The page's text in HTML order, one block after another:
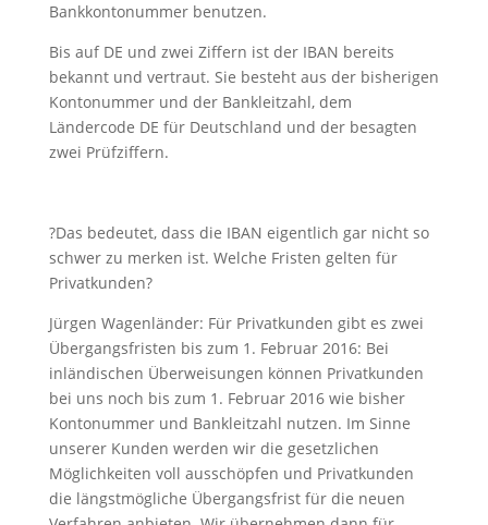
Bankkontonummer benutzen.
Bis auf DE und zwei Ziffern ist der IBAN bereits
bekannt und vertraut. Sie besteht aus der bisherigen
Kontonummer und der Bankleitzahl, dem
Ländercode DE für Deutschland und der besagten
zwei Prüfziffern.
?Das bedeutet, dass die IBAN eigentlich gar nicht so
schwer zu merken ist. Welche Fristen gelten für
Privatkunden?
Jürgen Wagenländer: Für Privatkunden gibt es zwei
Übergangsfristen bis zum 1. Februar 2016: Bei
inländischen Überweisungen können Privatkunden
bei uns noch bis zum 1. Februar 2016 wie bisher
Kontonummer und Bankleitzahl nutzen. Im Sinne
unserer Kunden werden wir die gesetzlichen
Möglichkeiten voll ausschöpfen und Privatkunden
die längstmögliche Übergangsfrist für die neuen